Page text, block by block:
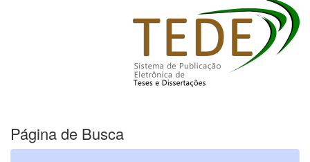
Página de Busca